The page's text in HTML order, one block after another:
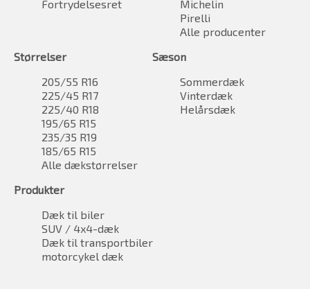
Fortrydelsesret
Michelin
Pirelli
Alle producenter
Størrelser
205/55 R16
225/45 R17
225/40 R18
195/65 R15
235/35 R19
185/65 R15
Alle dækstørrelser
Sæson
Sommerdæk
Vinterdæk
Helårsdæk
Produkter
Dæk til biler
SUV / 4x4-dæk
Dæk til transportbiler
motorcykel dæk